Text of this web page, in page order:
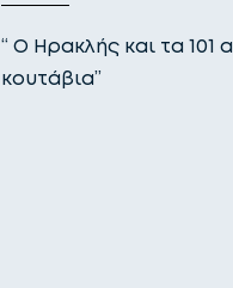
“ Ο Ηρακλής και τα 101
κουτάβια”